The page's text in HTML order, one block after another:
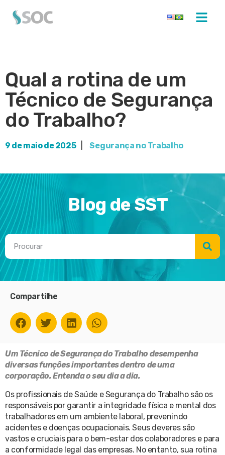
Qual a rotina de um
Técnico de Segurança
do Trabalho?
9 de maio de 2025 Segurança no Trabalho
Blog de SST
Compartilhe
Um Técnico de Segurança do Trabalho desempenha
diversas funções importantes dentro de uma
corporação. Entenda o seu dia a dia.
Os profissionais de Saúde e Segurança do Trabalho são os
responsáveis por garantir a integridade física e mental dos
trabalhadores em um ambiente laboral, prevenindo
acidentes e doenças ocupacionais. Seus deveres são
vastos e cruciais para o bem-estar dos colaboradores e para
a conformidade legal das empresas. No entanto, sua rotina